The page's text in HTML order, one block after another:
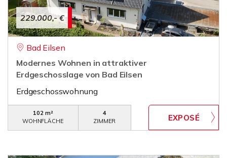
229.000,- €
Bad Eilsen
Modernes Wohnen in attraktiver
Erdgeschosslage von Bad Eilsen
Erdgeschosswohnung
102 m²
WOHNFLÄCHE
4
ZIMMER